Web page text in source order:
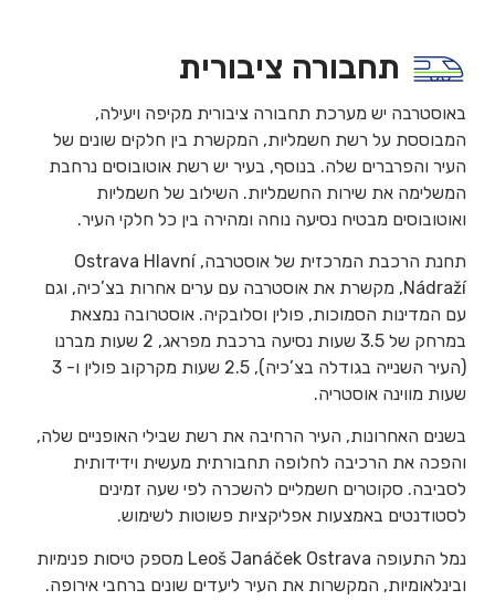
תחבורה ציבורית
באוסטרבה יש מערכת תחבורה ציבורית מקיפה ויעילה,
המבוססת על רשת חשמליות, המקשרת בין חלקים שונים של
העיר והפרברים שלה. בנוסף, בעיר יש רשת אוטובוסים נרחבת
המשלימה את שירות החשמליות. השילוב של חשמליות
ואוטובוסים מבטיח נסיעה נוחה ומהירה בין כל חלקי העיר.
תחנת הרכבת המרכזית של אוסטרבה, Ostrava Hlavní
Nádraží, מקשרת את אוסטרבה עם ערים אחרות בצ’כיה, וגם
עם המדינות הסמוכות, פולין וסלובקיה. אוסטרובה נמצאת
במרחק של 3.5 שעות נסיעה ברכבת מפראג, 2 שעות מברנו
(העיר השנייה בגודלה בצ’כיה), 2.5 שעות מקרקוב פולין ו- 3
שעות מווינה אוסטריה.
בשנים האחרונות, העיר הרחיבה את רשת שבילי האופניים שלה,
והפכה את הרכיבה לחלופה תחבורתית מעשית וידידותית
לסביבה. סקוטרים חשמליים להשכרה לפי שעה זמינים
לסטודנטים באמצעות אפליקציות פשוטות לשימוש.
נמל התעופה Leoš Janáček Ostrava מספק טיסות פנימיות
ובינלאומיות, המקשרות את העיר ליעדים שונים ברחבי אירופה.